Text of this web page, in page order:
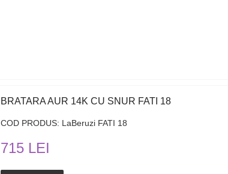
BRATARA AUR 14K CU SNUR FATI 18
COD PRODUS: LaBeruzi FATI 18
715 LEI